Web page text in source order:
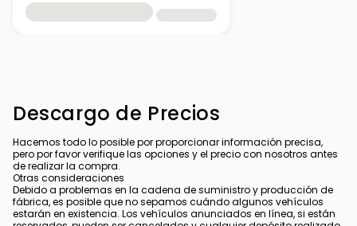
Descargo de Precios
Hacemos todo lo posible por proporcionar información precisa,
pero por favor verifique las opciones y el precio con nosotros antes
de realizar la compra.
Otras consideraciones
Debido a problemas en la cadena de suministro y producción de
fábrica, es posible que no sepamos cuándo algunos vehículos
estarán en existencia. Los vehículos anunciados en línea, si están